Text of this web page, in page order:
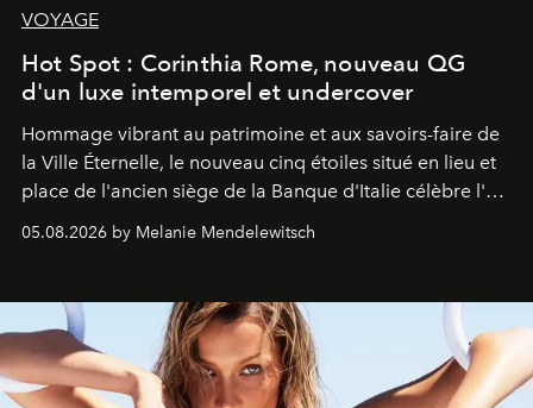
VOYAGE
Hot Spot : Corinthia Rome, nouveau QG
d'un luxe intemporel et undercover
Hommage vibrant au patrimoine et aux savoirs-faire de
la Ville Éternelle, le nouveau cinq étoiles situé en lieu et
place de l'ancien siège de la Banque d'Italie célèbre l'art
05.08.2026 by Melanie Mendelewitsch